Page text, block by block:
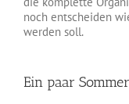
noch entscheiden
werden soll.
Ein paar